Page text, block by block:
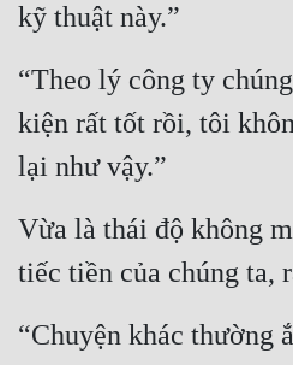
kỹ thuật này.”
“Theo lý công ty
kiện rất tốt rồi, tôi
lại như vậy.”
Vừa là thái độ không
tiếc tiền của chúng ta,
“Chuyện khác thường